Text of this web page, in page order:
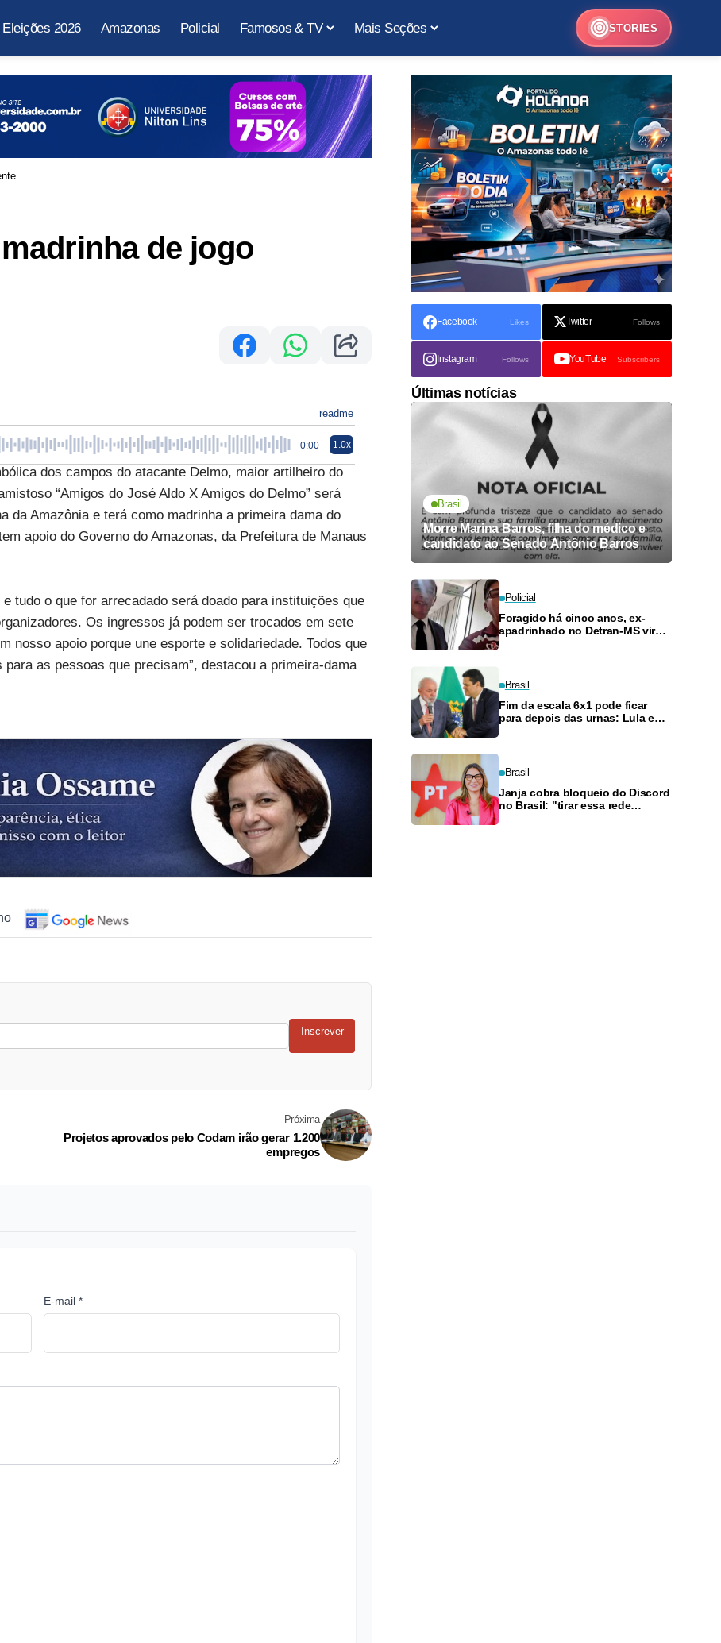
Eleições 2026 Amazonas Policial Famosos & TV Mais Seções STORIES
de jogo
readme
0:00 1.0x
dos campos do atacante Delmo, maior artilheiro do
“Amigos do José Aldo X Amigos do Delmo” será
da Amazônia e terá como madrinha a primeira dama do
apoio do Governo do Amazonas, da Prefeitura de Manaus
tudo o que for arrecadado será doado para instituições que
Os ingressos já podem ser trocados em sete
nosso apoio porque une esporte e solidariedade. Todos que
as pessoas que precisam”, destacou a primeira-dama
Inscrever
Próxima
Projetos aprovados pelo Codam irão gerar 1.200
empregos
E-mail *
Facebook Likes Twitter Follows
Instagram Follows YouTube Subscribers
Últimas notícias
Brasil
Morre Marina Barros, filha do médico e
candidato ao Senado Antônio Barros
Policial
Foragido há cinco anos, ex-
apadrinhado no Detran-MS vira
Brasil
Fim da escala 6x1 pode ficar
para depois das urnas: Lula e
Brasil
Janja cobra bloqueio do Discord
no Brasil: "tirar essa rede